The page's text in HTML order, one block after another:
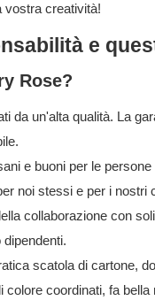
vostra creatività!
e
Rose?
da un'alta qualità. La
e buoni per le
noi stessi e per i
collaborazione con
scatola di cartone,
colore coordinati, fa